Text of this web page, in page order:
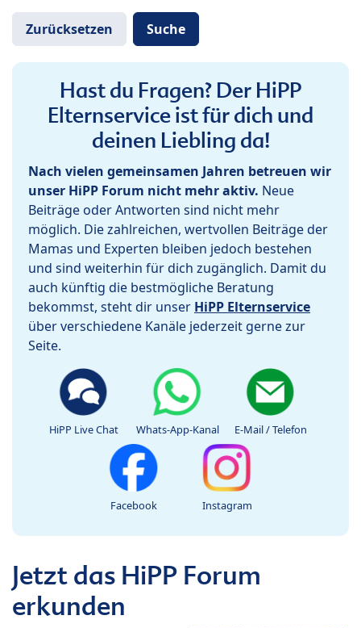
Hast du Fragen? Der HiPP
Elternservice ist für dich und
deinen Liebling da!
Nach vielen gemeinsamen Jahren betreuen wir
unser HiPP Forum nicht mehr aktiv. Neue
Beiträge oder Antworten sind nicht mehr
möglich. Die zahlreichen, wertvollen Beiträge der
Mamas und Experten bleiben jedoch bestehen
und sind weiterhin für dich zugänglich. Damit du
auch künftig die bestmögliche Beratung
bekommst, steht dir unser HiPP Elternservice
über verschiedene Kanäle jederzeit gerne zur
Seite.
HiPP Live Chat Whats-App-Kanal E-Mail / Telefon
Facebook Instagram
Jetzt das HiPP Forum
erkunden